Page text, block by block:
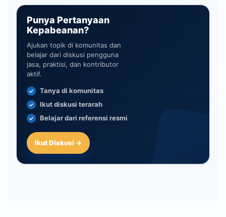
Punya Pertanyaan
Kepabeanan?
Ajukan topik di komunitas dan
belajar dari diskusi pengguna
jasa, praktisi, dan kontributor
aktif.
Tanya di komunitas
Ikut diskusi terarah
Belajar dari referensi resmi
Ikut Diskusi →